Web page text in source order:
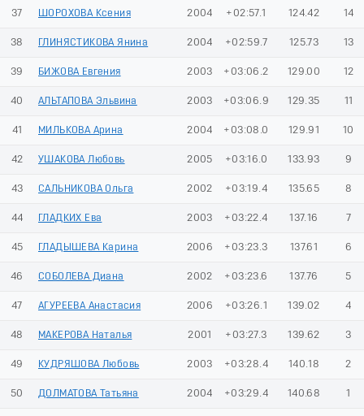
37 ШОРОХОВА Ксения 2004 +02:57.1 124.42 14
38 ГЛИНЯСТИКОВА Янина 2004 +02:59.7 125.73 13
39 БИЖОВА Евгения 2003 +03:06.2 129.00 12
40 АЛЬТАПОВА Эльвина 2003 +03:06.9 129.35 11
41 МИЛЬКОВА Арина 2004 +03:08.0 129.91 10
42 УШАКОВА Любовь 2005 +03:16.0 133.93 9
43 САЛЬНИКОВА Ольга 2002 +03:19.4 135.65 8
44 ГЛАДКИХ Ева 2003 +03:22.4 137.16 7
45 ГЛАДЫШЕВА Карина 2006 +03:23.3 137.61 6
46 СОБОЛЕВА Диана 2002 +03:23.6 137.76 5
47 АГУРЕЕВА Анастасия 2006 +03:26.1 139.02 4
48 МАКЕРОВА Наталья 2001 +03:27.3 139.62 3
49 КУДРЯШОВА Любовь 2003 +03:28.4 140.18 2
50 ДОЛМАТОВА Татьяна 2004 +03:29.4 140.68 1